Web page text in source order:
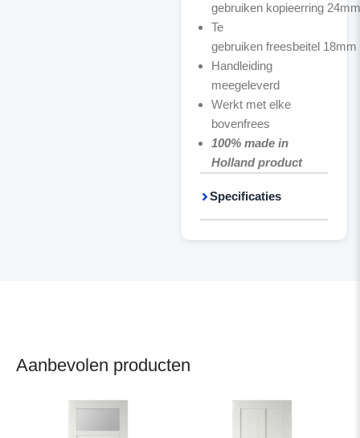
gebruiken kopieerring 24mm
Te
gebruiken freesbeitel 18mm
Handleiding
meegeleverd
Werkt met elke
bovenfrees
100% made in
Holland product
Specificaties
Aanbevolen producten